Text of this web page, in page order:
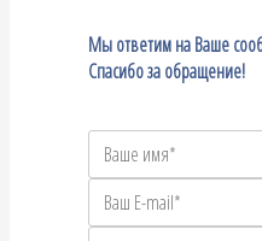
Мы ответим на Ваше
Спасибо за обращение!